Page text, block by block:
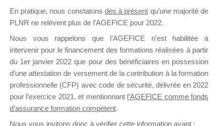
Formation qui souhaitent répondre à l’Appel à
Propositions Mallette du Dirigeant.
Ce groupe propose un forum dédié au support
sur lequel il est possible de laisser un message
ou poser une question.
NB : Il est nécessaire d’être
pouvoir rejoindre ce groupe
En pratique, nous constatons dès à présent qu’une majorité de
PLNR ne relèvent plus de l’AGEFICE pour 2022.
Nous vous rappelons que l’AGEFICE n’est habilitée à
intervenir pour le financement des formations réalisées à partir
du 1er janvier 2022 que pour des bénéficiaires en possession
d’une attestation de versement de la contribution à la formation
professionnelle (CFP) avec code de sécurité, délivrée en 2022
pour l’exercice 2021, et mentionnant l’AGEFICE comme fonds
d’assurance formation compétent.
Nous vous invitons donc à vérifier cette information avant :